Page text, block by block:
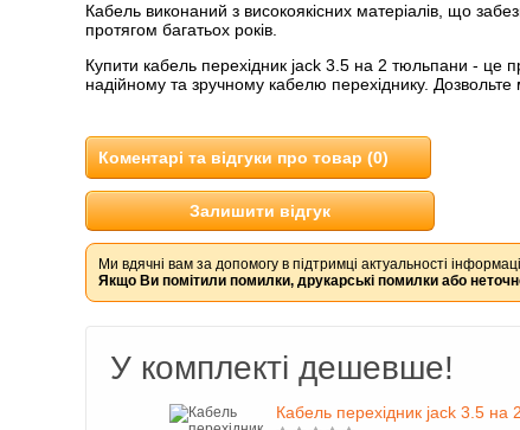
Кабель виконаний з високоякісних матеріалів, що
протягом багатьох років.
Купити кабель перехідник jack 3.5 на 2 тюльпани - це
надійному та зручному кабелю перехіднику.
Коментарі та відгуки про товар (0)
Залишити відгук
Ми вдячні вам за допомогу в підтримці актуальності
Якщо Ви помітили помилки, друкарські помилки або
У комплекті дешевше!
Кабель перехідник jack 3.5 на